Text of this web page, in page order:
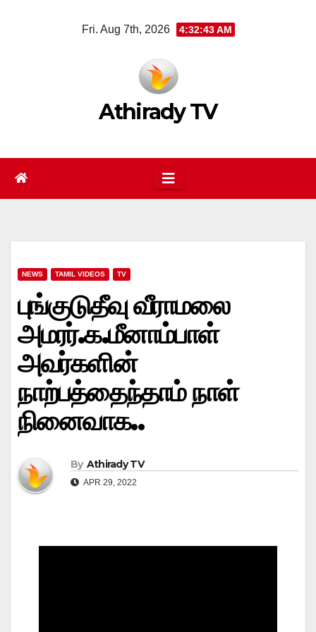
Fri. Aug 7th, 2026 4:32:44 AM
Athirady TV
NEWS TAMIL VIDEOS TV
புங்குடுதீவு வீராமலை
அமரர்.க.மீனாம்பாள்
அவர்களின்
நாற்பத்தைந்தாம் நாள்
நினைவாக..
By Athirady TV
APR 29, 2022